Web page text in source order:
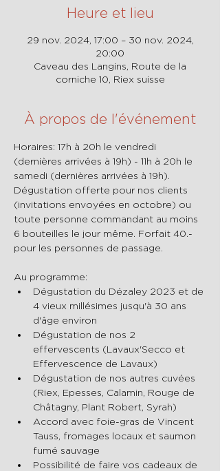
Heure et lieu
29 nov. 2024, 17:00 – 30 nov. 2024,
20:00
Caveau des Langins, Route de la
corniche 10, Riex suisse
À propos de l'événement
Horaires: 17h à 20h le vendredi
(dernières arrivées à 19h) - 11h à 20h le
samedi (dernières arrivées à 19h).
Dégustation offerte pour nos clients
(invitations envoyées en octobre) ou
toute personne commandant au moins
6 bouteilles le jour même. Forfait 40.-
pour les personnes de passage.
Au programme:
Dégustation du Dézaley 2023 et de
4 vieux millésimes jusqu'à 30 ans
d'âge environ
Dégustation de nos 2
effervescents (Lavaux'Secco et
Effervescence de Lavaux)
Dégustation de nos autres cuvées
(Riex, Epesses, Calamin, Rouge de
Châtagny, Plant Robert, Syrah)
Accord avec foie-gras de Vincent
Tauss, fromages locaux et saumon
fumé sauvage
Possibilité de faire vos cadeaux de